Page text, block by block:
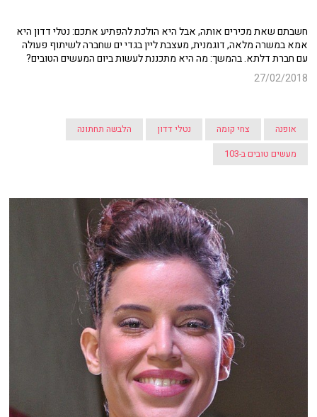
חשבתם שאת מכירים אותה, אבל היא הולכת להפתיע אתכם: נטלי דדון היא
אמא במשרה מלאה, דוגמנית, מעצבת ליין בגדי ים שחברה לשיתוף פעולה
עם חברת דלתא. בהמשך: מה היא מתכננת לעשות ביום המעשים הטובים?
27/02/2018
אופנה צחי קומה נטלי דדון
הלבשה תחתונה
מעשים טובים ב-103